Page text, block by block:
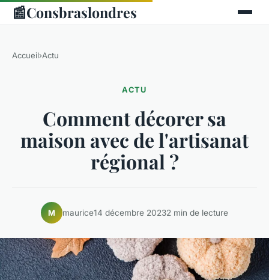
📰Consbraslondres
Accueil›Actu
ACTU
Comment décorer sa
maison avec de l'artisanat
régional ?
M maurice14 décembre 20232 min de lecture